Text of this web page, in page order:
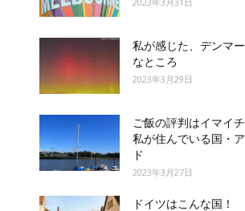
私が感じた、デンマ
なところ
2023年3月29日
ご飯の評判はイマイチ
私が住んでいる国・
ド
2023年3月27日
ドイツはこんな国！